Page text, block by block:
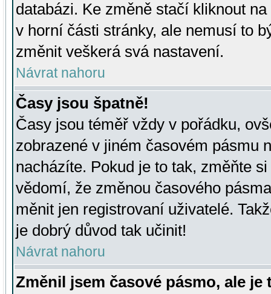
databázi. Ke změně stačí kliknout
v horní části stránky, ale nemusí to
změnit veškerá svá nastavení.
Návrat nahoru
Časy jsou špatně!
Časy jsou téměř vždy v pořádku,
zobrazené v jiném časovém pásmu
nacházíte. Pokud je to tak, změňte
vědomí, že změnou časového
měnit jen registrovaní uživatelé.
je dobrý důvod tak učinit!
Návrat nahoru
Změnil jsem časové pásmo, ale je